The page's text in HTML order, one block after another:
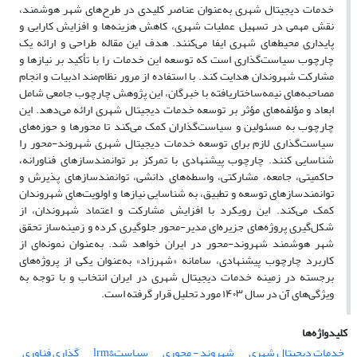
خدمات دیجیتال شهری به‌عنوان عناصر کلیدی در طرح‌های شهر هوشمند،
نقش مهمی در تسهیل عملیات شهری، کاهش هزینه‌ها و افزایش کارایی و
پایداری محیط‌های شهری ایفا می‌کنند. هدف این مقاله طراحی و ارائه یک
چارچوب سیاست‌گذاری است که توسعه این خدمات را با تأکید بر نیازها و
مشارکت شهروندان هدایت کند. با استفاده از مرور نظام‌مند ادبیات و انجام
مصاحبه‌های نیمه‌ساختاریافته با خبرگان، این پژوهش چارچوب جامعی شامل
ابعاد و مؤلفه‌های مؤثر بر توسعه خدمات دیجیتال شهری ارائه می‌دهد. این
چارچوب به مسئولین و سیاست‌گذاران کمک می‌کند تا محورها و حوزه‌های
سیاست‌گذاری لازم برای توسعه خدمات دیجیتال شهری شهروند-محور را
شناسایی کنند. چارچوب پیشنهادی با تمرکز بر توانمندسازهای فناورانه،
حاکمیتی، جامعه، مشارکتی، واسطه‌های دانشی، توانمندسازهای پذیرش و
توانمندسازهای توسعه و تطبیق، به شناسایی نیازها و اولویت‌های شهروندان
کمک می‌کند. این رویکرد با افزایش مشارکت و اعتماد شهروندان، از
شکل‌گیری پروژه‌های جزیره‌ای مدیر-محور جلوگیری کرده و زمینه‌ساز تحقق
شهر هوشمند شهروند-محور در ایران خواهد شد. به‌عنوان نمونه‌ای از
کاربرد چارچوب پیشنهادی، سامانه «شهرزاد» به‌عنوان یکی از پروژه‌های
برجسته در زمینه خدمات دیجیتال شهری در ایران انتخاب و با توجه به
ویژگی‌های آن در سال ۱۴۰۳ مورد تحلیل قرار گرفته است.
کلیدواژه‌ها